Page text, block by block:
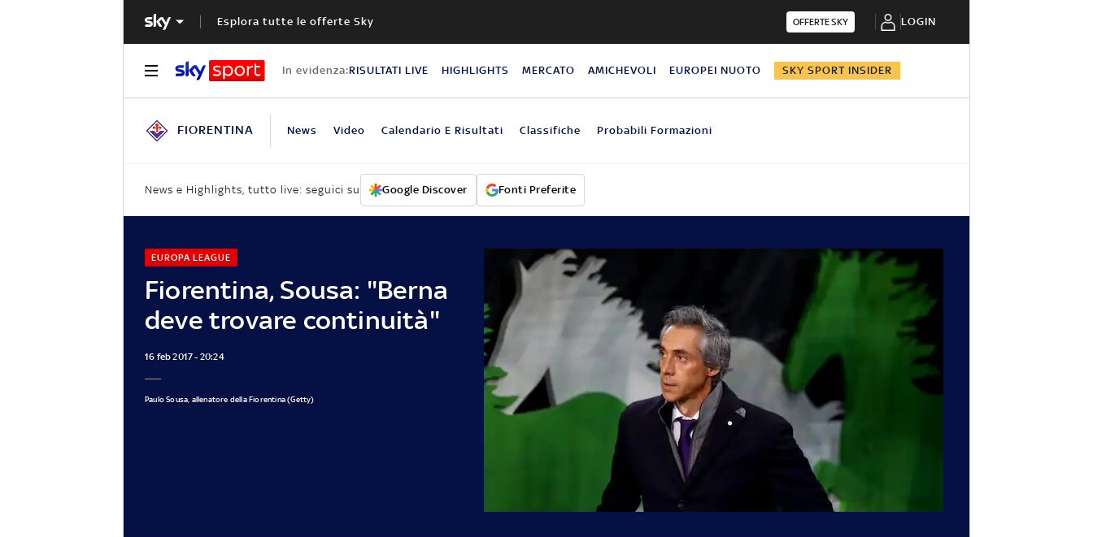
Esplora tutte le offerte Sky OFFERTE SKY LOGIN
In evidenza:RISULTATI LIVE HIGHLIGHTS MERCATO AMICHEVOLI EUROPEI NUOTO SKY SPORT INSIDER
FIORENTINA News Video Calendario E Risultati Classifiche Probabili Formazioni
News e Highlights, tutto live: seguici su Google Discover Fonti Preferite
Fiorentina, Sousa: "Berna
deve trovare continuità"
EUROPA LEAGUE
16 feb 2017 - 20:24
Paulo Sousa, allenatore della Fiorentina (Getty)